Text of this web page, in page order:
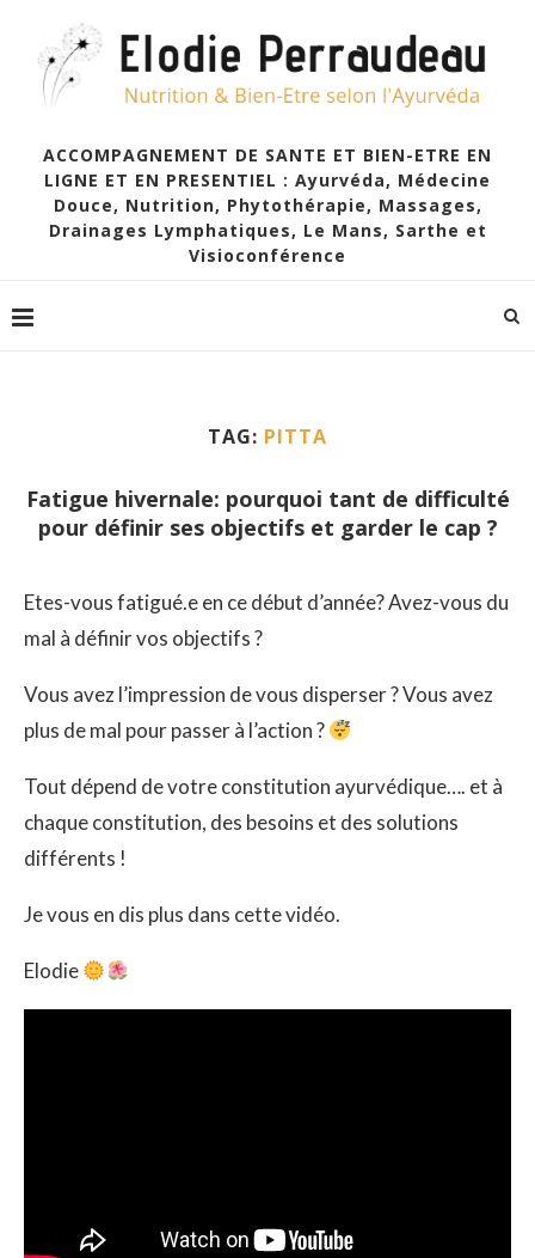
ACCOMPAGNEMENT DE SANTE ET BIEN-ETRE EN
LIGNE ET EN PRESENTIEL : Ayurvéda, Médecine
Douce, Nutrition, Phytothérapie, Massages,
Drainages Lymphatiques, Le Mans, Sarthe et
Visioconférence
TAG: PITTA
Fatigue hivernale: pourquoi tant de difficulté
pour définir ses objectifs et garder le cap ?
Etes-vous fatigué.e en ce début d’année? Avez-vous du
mal à définir vos objectifs ?
Vous avez l’impression de vous disperser ? Vous avez
plus de mal pour passer à l’action ?
Tout dépend de votre constitution ayurvédique…. et à
chaque constitution, des besoins et des solutions
différents !
Je vous en dis plus dans cette vidéo.
Elodie